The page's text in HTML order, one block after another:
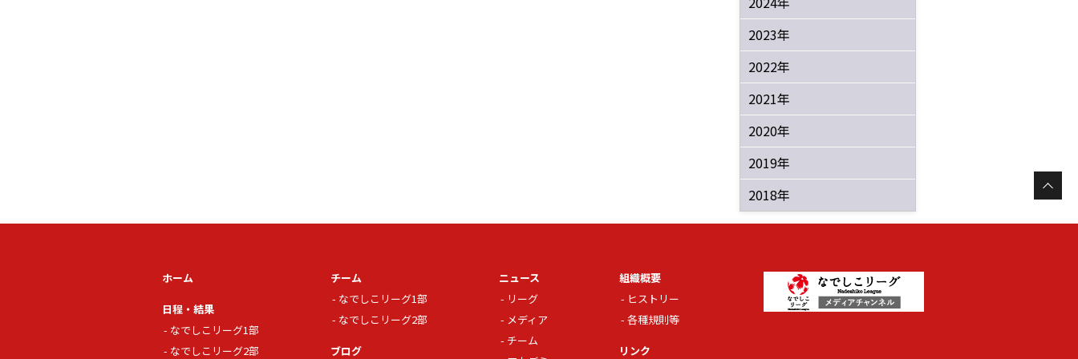
2023年
2022年
2021年
2020年
2019年
2018年
ホーム
日程・結果
なでしこリーグ1部
なでしこリーグ2部
チーム
なでしこリーグ1部
なでしこリーグ2部
ブログ
ニュース
リーグ
メディア
チーム
組織概要
ヒストリー
各種規則等
リンク